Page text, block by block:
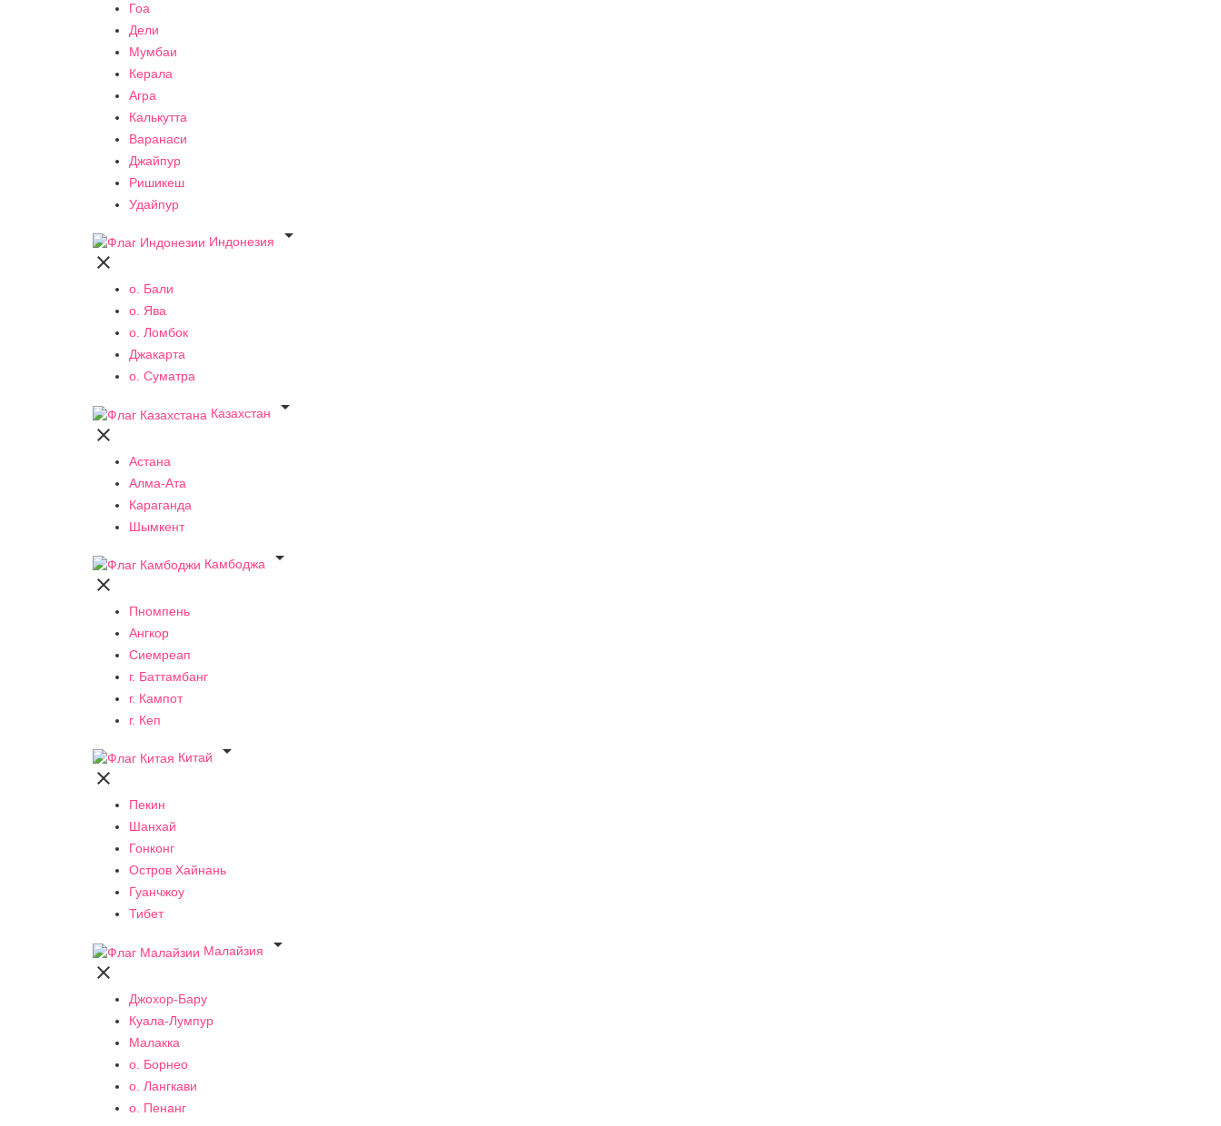
Гоа
Дели
Мумбаи
Керала
Агра
Калькутта
Варанаси
Джайпур
Ришикеш
Удайпур
Индонезия


о. Бали
о. Ява
о. Ломбок
Джакарта
о. Суматра
Казахстан


Астана
Алма-Ата
Караганда
Шымкент
Камбоджа


Пномпень
Ангкор
Сиемреап
г. Баттамбанг
г. Кампот
г. Кеп
Китай


Пекин
Шанхай
Гонконг
Остров Хайнань
Гуанчжоу
Тибет
Малайзия


Джохор-Бару
Куала-Лумпур
Малакка
о. Борнео
о. Лангкави
о. Пенанг